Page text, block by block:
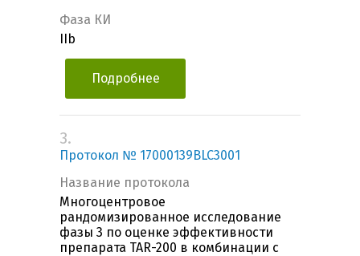
Фаза КИ
IIb
Подробнее
3.
Протокол № 17000139BLC3001
Название протокола
Многоцентровое
рандомизированное исследование
фазы 3 по оценке эффективности
препарата TAR-200 в комбинации с